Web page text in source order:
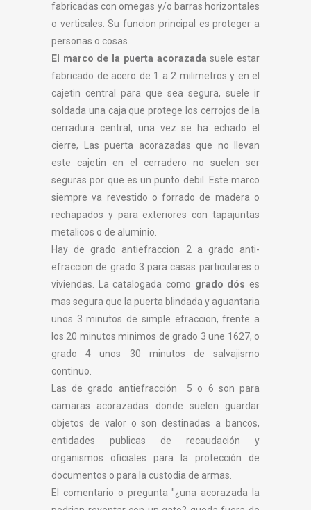
fabricadas con omegas y/o barras horizontales
o verticales. Su funcion principal es proteger a
personas o cosas.
El marco de la puerta acorazada suele estar
fabricado de acero de 1 a 2 milimetros y en el
cajetin central para que sea segura, suele ir
soldada una caja que protege los cerrojos de la
cerradura central, una vez se ha echado el
cierre, Las puerta acorazadas que no llevan
este cajetin en el cerradero no suelen ser
seguras por que es un punto debil. Este marco
siempre va revestido o forrado de madera o
rechapados y para exteriores con tapajuntas
metalicos o de aluminio.
Hay de grado antiefraccion 2 a grado anti-
efraccion de grado 3 para casas particulares o
viviendas. La catalogada como grado dós es
mas segura que la puerta blindada y aguantaria
unos 3 minutos de simple efraccion, frente a
los 20 minutos minimos de grado 3 une 1627, o
grado 4 unos 30 minutos de salvajismo
continuo.
Las de grado antiefracción 5 o 6 son para
camaras acorazadas donde suelen guardar
objetos de valor o son destinadas a bancos,
entidades publicas de recaudación y
organismos oficiales para la protección de
documentos o para la custodia de armas.
El comentario o pregunta "¿una acorazada la